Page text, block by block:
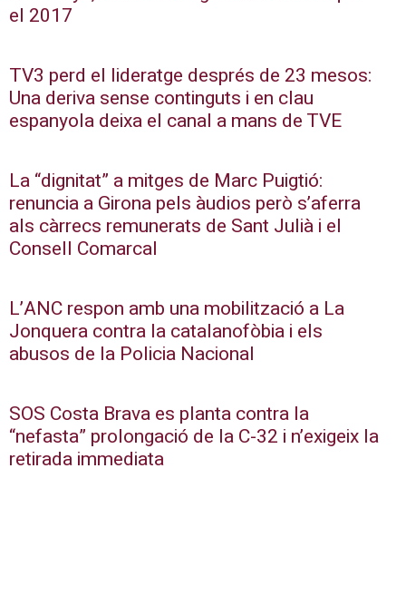
el 2017
TV3 perd el lideratge després de 23 mesos:
Una deriva sense continguts i en clau
espanyola deixa el canal a mans de TVE
La “dignitat” a mitges de Marc Puigtió:
renuncia a Girona pels àudios però s’aferra
als càrrecs remunerats de Sant Julià i el
Consell Comarcal
L’ANC respon amb una mobilització a La
Jonquera contra la catalanofòbia i els
abusos de la Policia Nacional
SOS Costa Brava es planta contra la
“nefasta” prolongació de la C-32 i n’exigeix la
retirada immediata